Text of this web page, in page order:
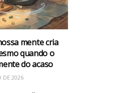
mente cria
quando o
do acaso
DE 2026